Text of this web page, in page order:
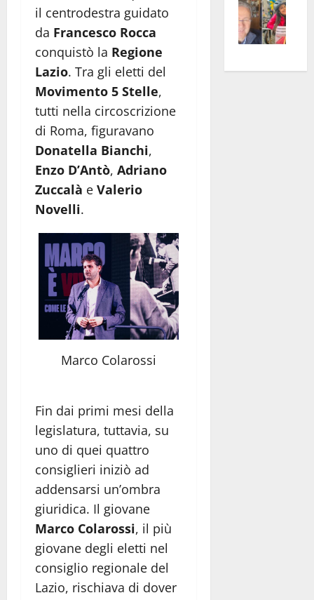
il centrodestra guidato
da Francesco Rocca
conquistò la Regione
Lazio. Tra gli eletti del
Movimento 5 Stelle,
tutti nella circoscrizione
di Roma, figuravano
Donatella Bianchi,
Enzo D’Antò, Adriano
Zuccalà e Valerio
Novelli.
Marco Colarossi
Fin dai primi mesi della
legislatura, tuttavia, su
uno di quei quattro
consiglieri iniziò ad
addensarsi un’ombra
giuridica. Il giovane
Marco Colarossi, il più
giovane degli eletti nel
consiglio regionale del
Lazio, rischiava di dover
euro